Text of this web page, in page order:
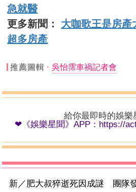
急就醫
更多新聞： 大咖歌王是房產
超多房產
推薦圖輯 吳怡霈車禍記者會
給你最即時的娛樂
❤《娛樂星聞》APP： https://
新／肥大叔猝逝死因成謎 團隊